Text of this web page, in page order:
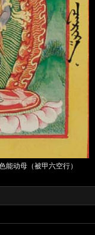
能动母（被甲六空行）